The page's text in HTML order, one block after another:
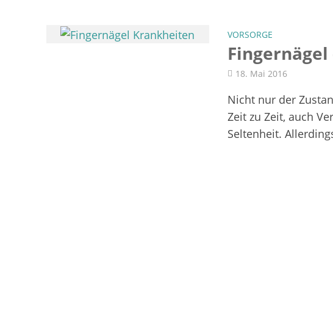
VORSORGE
18. Mai 2016
Nicht nur der
Zeit zu Zeit, auch
Seltenheit.